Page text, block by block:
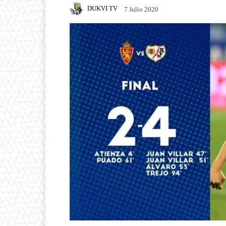
DUKVI TV 7 Julio 2020